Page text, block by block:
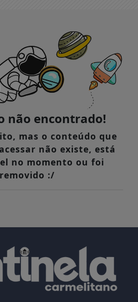
não encontrado!
mas o conteúdo que
não existe, está
no momento ou foi
removido :/